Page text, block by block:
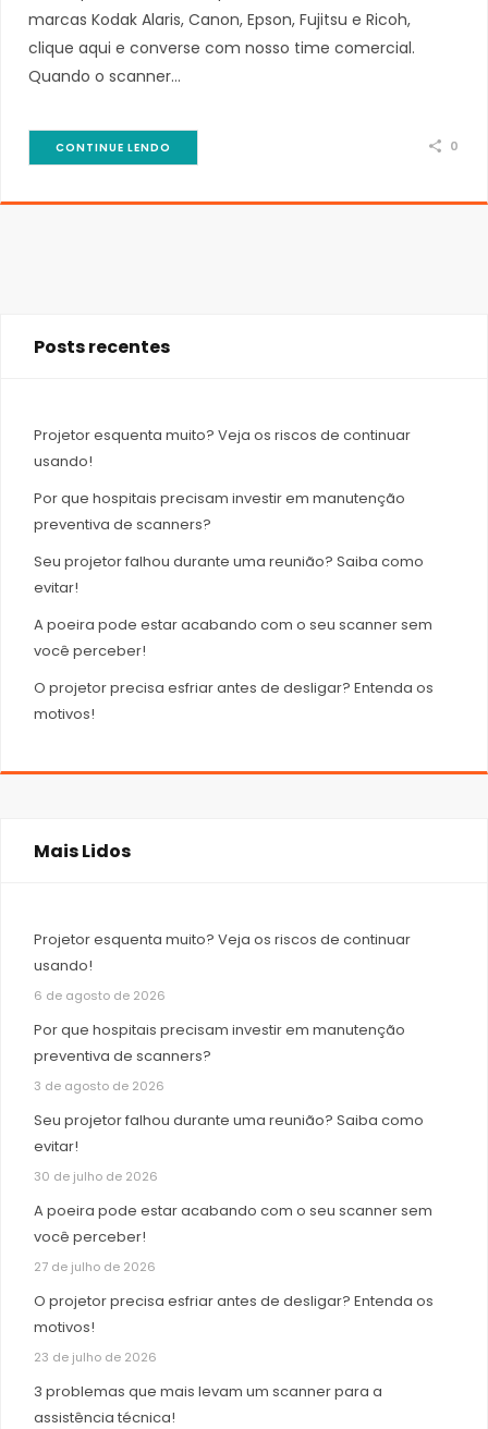
marcas Kodak Alaris, Canon, Epson, Fujitsu e Ricoh,
clique aqui e converse com nosso time comercial.
Quando o scanner…
CONTINUE LENDO 0
Posts recentes
Projetor esquenta muito? Veja os riscos de continuar
usando!
Por que hospitais precisam investir em manutenção
preventiva de scanners?
Seu projetor falhou durante uma reunião? Saiba como
evitar!
A poeira pode estar acabando com o seu scanner sem
você perceber!
O projetor precisa esfriar antes de desligar? Entenda os
motivos!
Mais Lidos
Projetor esquenta muito? Veja os riscos de continuar
usando!
6 de agosto de 2026
Por que hospitais precisam investir em manutenção
preventiva de scanners?
3 de agosto de 2026
Seu projetor falhou durante uma reunião? Saiba como
evitar!
30 de julho de 2026
A poeira pode estar acabando com o seu scanner sem
você perceber!
27 de julho de 2026
O projetor precisa esfriar antes de desligar? Entenda os
motivos!
23 de julho de 2026
3 problemas que mais levam um scanner para a
assistência técnica!